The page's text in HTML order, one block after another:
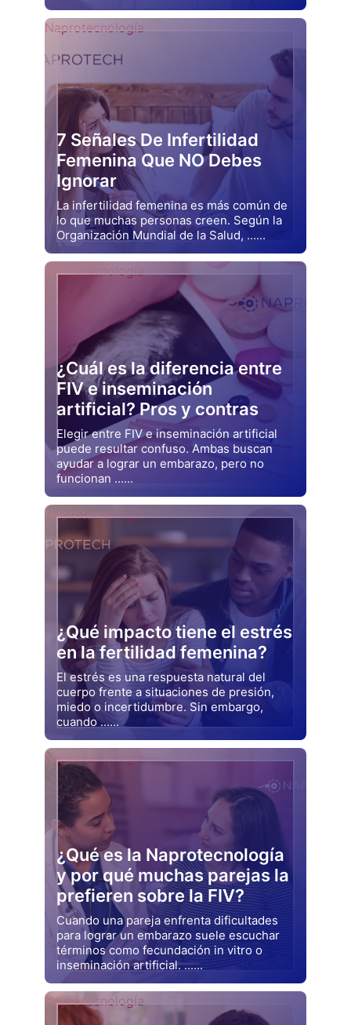
Drjluquerna
7 Señales De Infertilidad
Femenina Que NO Debes
Ignorar
La infertilidad femenina es más común de
lo que muchas personas creen. Según la
Organización Mundial de la Salud, ......
Drjluquerna
Naprotecnología
¿Cuál es la diferencia entre
FIV e inseminación
artificial? Pros y contras
Elegir entre FIV e inseminación artificial
puede resultar confuso. Ambas buscan
ayudar a lograr un embarazo, pero no
funcionan ......
Drjluquerna
Naprotecnología
¿Qué impacto tiene el estrés
en la fertilidad femenina?
El estrés es una respuesta natural del
cuerpo frente a situaciones de presión,
miedo o incertidumbre. Sin embargo,
cuando ......
Drjluquerna
Naprotecnología
¿Qué es la Naprotecnología
y por qué muchas parejas la
prefieren sobre la FIV?
Cuando una pareja enfrenta dificultades
para lograr un embarazo suele escuchar
términos como fecundación in vitro o
inseminación artificial. ......
Drjluquerna
Naprotecnología
Naprotecnología